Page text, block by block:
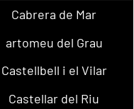
Cabrera de Mar
artomeu del Grau
Castellbell i el Vilar
Castellar del Riu